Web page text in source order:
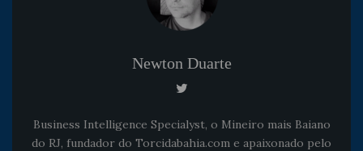
Newton Duarte
Business Intelligence Specialyst, o Mineiro mais Baiano
do RJ, fundador do Torcidabahia.com e apaixonado pelo